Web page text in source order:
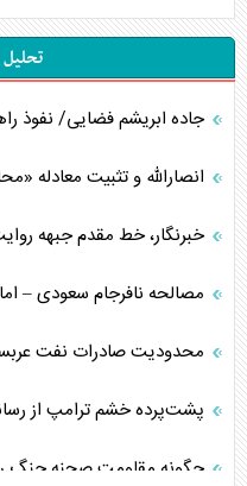
جاده ابریشم فضایی/ نفوذ
انصارالله و تثبیت معادله
خبرنگار، خط مقدم جبهه
مصالحه نافرجام سعودی –
محدودیت صادرات نفت
پشت‌پرده خشم ترامپ از
چگونه مقاومت صحنه جنگ